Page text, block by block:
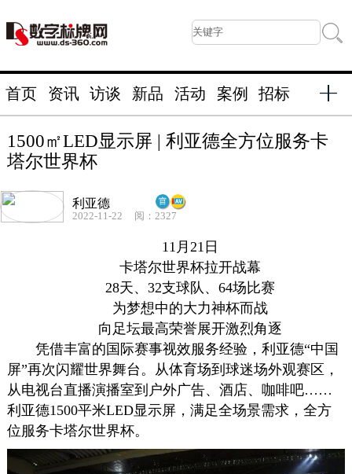
首页 资讯 访谈 新品 活动 案例 招标
1500㎡LED显示屏 | 利亚德全方位服务卡
塔尔世界杯
利亚德
2022-11-22 阅：2327
11月21日
卡塔尔世界杯拉开战幕
28天、32支球队、64场比赛
为梦想中的大力神杯而战
向足坛最高荣誉展开激烈角逐
凭借丰富的国际赛事视效服务经验，利亚德“中国
屏”再次闪耀世界舞台。从体育场到球迷场外观赛区，
从电视台直播演播室到户外广告、酒店、咖啡吧……
利亚德1500平米LED显示屏，满足全场景需求，全方
位服务卡塔尔世界杯。